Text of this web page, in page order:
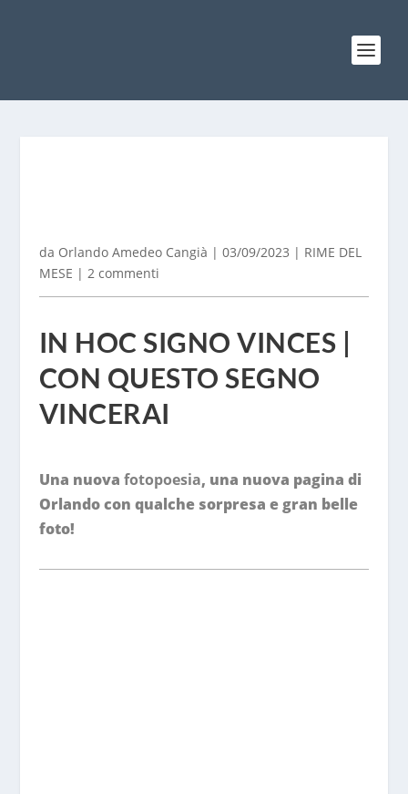
da Orlando Amedeo Cangià | 03/09/2023 | RIME DEL
MESE | 2 commenti
IN HOC SIGNO VINCES |
CON QUESTO SEGNO
VINCERAI
Una nuova fotopoesia, una nuova pagina di
Orlando con qualche sorpresa e gran belle
foto!